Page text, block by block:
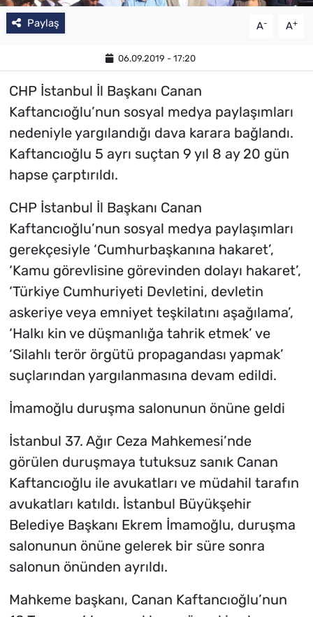
Paylaş A- A+
06.09.2019 - 17:20
CHP İstanbul İl Başkanı Canan
Kaftancıoğlu’nun sosyal medya paylaşımları
nedeniyle yargılandığı dava karara bağlandı.
Kaftancıoğlu 5 ayrı suçtan 9 yıl 8 ay 20 gün
hapse çarptırıldı.
CHP İstanbul İl Başkanı Canan
Kaftancıoğlu’nun sosyal medya paylaşımları
gerekçesiyle ‘Cumhurbaşkanına hakaret’,
‘Kamu görevlisine görevinden dolayı hakaret’,
‘Türkiye Cumhuriyeti Devletini, devletin
askeriye veya emniyet teşkilatını aşağılama’,
‘Halkı kin ve düşmanlığa tahrik etmek’ ve
‘Silahlı terör örgütü propagandası yapmak’
suçlarından yargılanmasına devam edildi.
İmamoğlu duruşma salonunun önüne geldi
İstanbul 37. Ağır Ceza Mahkemesi’nde
görülen duruşmaya tutuksuz sanık Canan
Kaftancıoğlu ile avukatları ve müdahil tarafın
avukatları katıldı. İstanbul Büyükşehir
Belediye Başkanı Ekrem İmamoğlu, duruşma
salonunun önüne gelerek bir süre sonra
salonun önünden ayrıldı.
Mahkeme başkanı, Canan Kaftancıoğlu’nun